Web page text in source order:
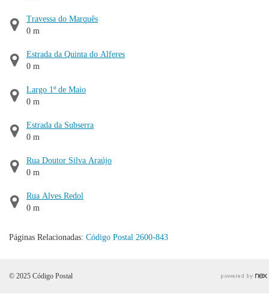
Travessa do Marquês
0 m
Estrada da Quinta do Alferes
0 m
Largo 1º de Maio
0 m
Estrada da Subserra
0 m
Rua Doutor Silva Araújo
0 m
Rua Alves Redol
0 m
Páginas Relacionadas: Código Postal 2600-843
© 2025 Código Postal